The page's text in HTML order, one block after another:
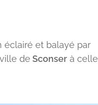
éclairé et balayé par
de Sconser à celle